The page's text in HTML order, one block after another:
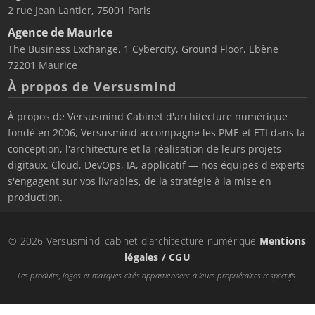
2 rue Jean Lantier, 75001 Paris
Agence de Maurice
The Business Exchange, 1 Cybercity, Ground Floor, Ebène
72201 Maurice
À propos de Versusmind
À propos de Versusmind Cabinet d'architecture numérique
fondé en 2006, Versusmind accompagne les PME et ETI dans la
conception, l'architecture et la réalisation de leurs projets
digitaux. Cloud, DevOps, IA, applicatif — nos équipes d'experts
s'engagent sur vos livrables, de la stratégie à la mise en
production.
© 2026 Versusmind, cabinet d'architecture numérique Mentions
légales / CGU
Les produits, logos et marques cités appartiennent à leurs propriétaires respectifs.